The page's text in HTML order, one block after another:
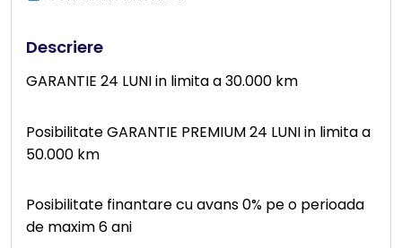
Descriere
GARANTIE 24 LUNI in limita a 30.000 km
Posibilitate GARANTIE PREMIUM 24 LUNI in limita a
50.000 km
Posibilitate finantare cu avans 0% pe o perioada
de maxim 6 ani